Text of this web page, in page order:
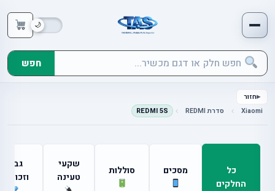
חפש
חזור
Xiaomi
סדרת REDMI REDMI 5S
כל
החלקים
מסכים סוללות
שקעי
טעינה
גבים